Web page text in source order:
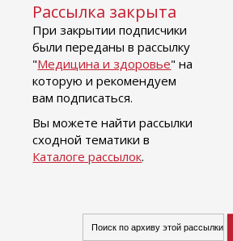
Рассылка закрыта
При закрытии подписчики
были переданы в рассылку
"Медицина и здоровье" на
которую и рекомендуем
вам подписаться.
Вы можете найти рассылки
сходной тематики в
Каталоге рассылок.